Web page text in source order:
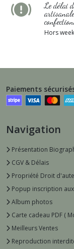
Le délai
Hors
Paiements
Navigation
Présentation
CGV & Délais
Propriété Droit
Popup inscription
Album photos
Carte cadeau PDF (
Meilleurs Ventes
Reproduction